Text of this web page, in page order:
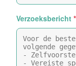
Verzoeksbericht *